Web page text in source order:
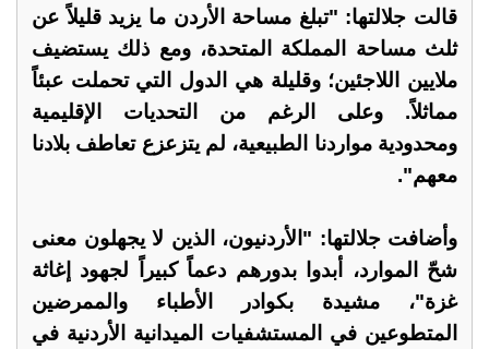
قالت جلالتها: "تبلغ مساحة الأردن ما يزيد قليلاً عن
ثلث مساحة المملكة المتحدة، ومع ذلك يستضيف
ملايين اللاجئين؛ وقليلة هي الدول التي تحملت عبئاً
مماثلاً. وعلى الرغم من التحديات الإقليمية
ومحدودية مواردنا الطبيعية، لم يتزعزع تعاطف بلادنا
معهم".
وأضافت جلالتها: "الأردنيون، الذين لا يجهلون معنى
شحّ الموارد، أبدوا بدورهم دعماً كبيراً لجهود إغاثة
غزة"، مشيدة بكوادر الأطباء والممرضين
المتطوعين في المستشفيات الميدانية الأردنية في